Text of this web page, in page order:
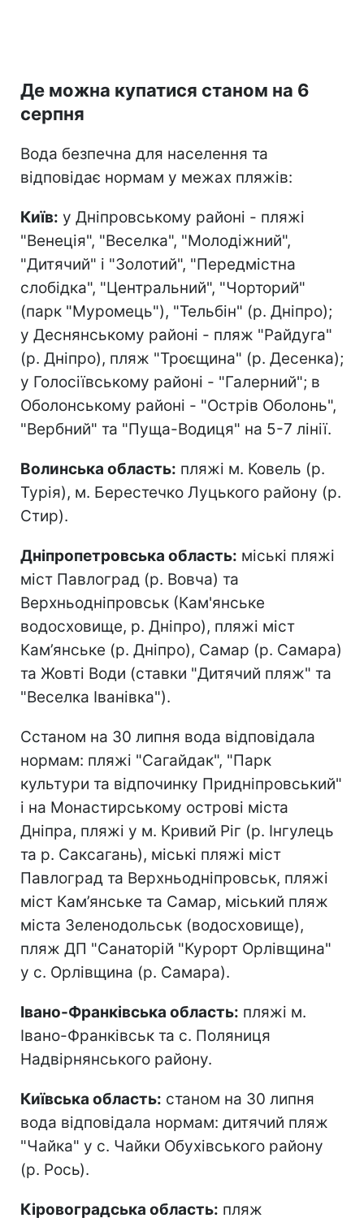
Де можна купатися станом на 6
серпня
Вода безпечна для населення та
відповідає нормам у межах пляжів:
Київ: у Дніпровському районі - пляжі
"Венеція", "Веселка", "Молодіжний",
"Дитячий" і "Золотий", "Передмістна
слобідка", "Центральний", "Чорторий"
(парк "Муромець"), "Тельбін" (р. Дніпро);
у Деснянському районі - пляж "Райдуга"
(р. Дніпро), пляж "Троєщина" (р. Десенка);
у Голосіївському районі - "Галерний"; в
Оболонському районі - "Острів Оболонь",
"Вербний" та "Пуща-Водиця" на 5-7 лінії.
Волинська область: пляжі м. Ковель (р.
Турія), м. Берестечко Луцького району (р.
Стир).
Дніпропетровська область: міські пляжі
міст Павлоград (р. Вовча) та
Верхньодніпровськ (Кам'янське
водосховище, р. Дніпро), пляжі міст
Кам’янське (р. Дніпро), Самар (р. Самара)
та Жовті Води (ставки "Дитячий пляж" та
"Веселка Іванівка").
Сстаном на 30 липня вода відповідала
нормам: пляжі "Сагайдак", "Парк
культури та відпочинку Придніпровський"
і на Монастирському острові міста
Дніпра, пляжі у м. Кривий Ріг (р. Інгулець
та р. Саксагань), міські пляжі міст
Павлоград та Верхньодніпровськ, пляжі
міст Кам’янське та Самар, міський пляж
міста Зеленодольськ (водосховище),
пляж ДП "Санаторій "Курорт Орлівщина"
у с. Орлівщина (р. Самара).
Івано-Франківська область: пляжі м.
Івано-Франківськ та с. Поляниця
Надвірнянського району.
Київська область: станом на 30 липня
вода відповідала нормам: дитячий пляж
"Чайка" у с. Чайки Обухівського району
(р. Рось).
Кіровоградська область: пляж